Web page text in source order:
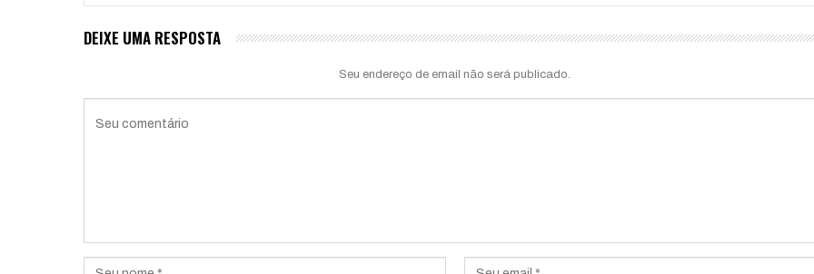
DEIXE UMA RESPOSTA
Seu endereço de email não será publicado.